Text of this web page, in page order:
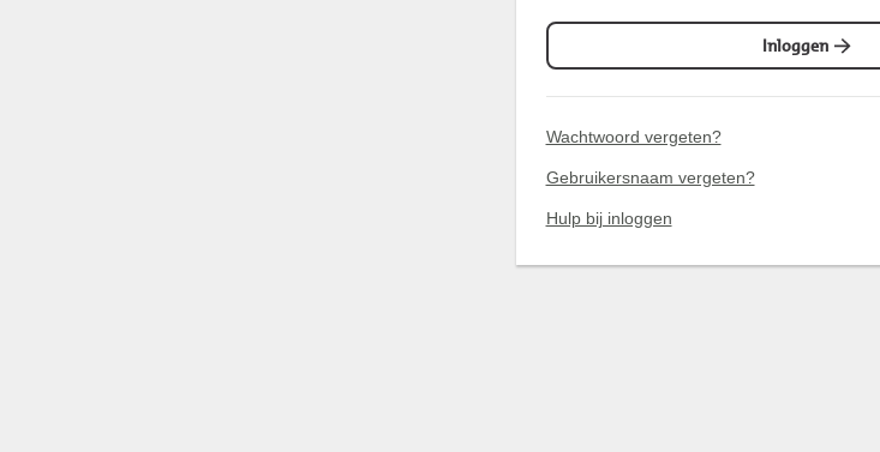
Inloggen
Wachtwoord vergeten?
Gebruikersnaam vergeten?
Hulp bij inloggen